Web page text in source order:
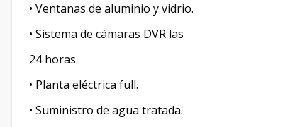
• Ventanas de aluminio y vidrio.
• Sistema de cámaras DVR las
24 horas.
• Planta eléctrica full.
• Suministro de agua tratada.